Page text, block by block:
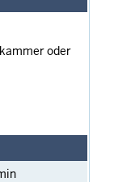
oder